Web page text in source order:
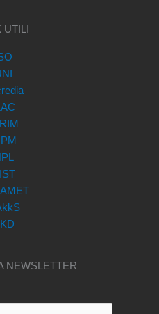
UTILI
NEWSLETTER